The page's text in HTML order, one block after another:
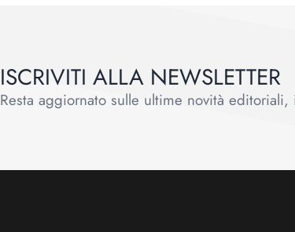
ISCRIVITI ALLA NEWSLETTER
Resta aggiornato sulle ultime novità